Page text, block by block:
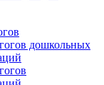
дошкольных